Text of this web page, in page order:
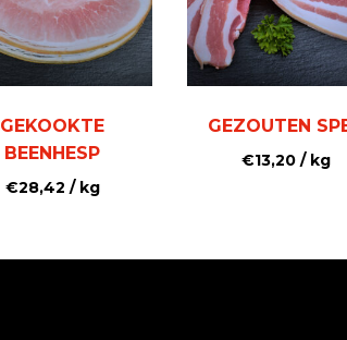
GEKOOKTE
BEENHESP
€28,42 / kg
GEZOUTEN
€13,20 / kg